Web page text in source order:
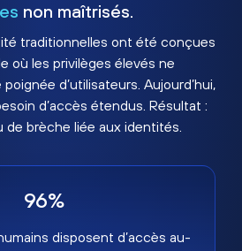
non maîtrisés.
traditionnelles ont été conçues
où les privilèges élevés ne
d’utilisateurs. Aujourd’hui,
d’accès étendus. Résultat :
de brèche liée aux identités.
96%
disposent d’accès au-